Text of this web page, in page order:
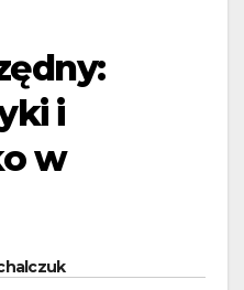
i
w